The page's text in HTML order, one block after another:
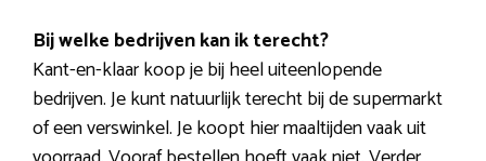
Bij welke bedrijven kan ik terecht?
Kant-en-klaar koop je bij heel uiteenlopende
bedrijven. Je kunt natuurlijk terecht bij de supermarkt
of een verswinkel. Je koopt hier maaltijden vaak uit